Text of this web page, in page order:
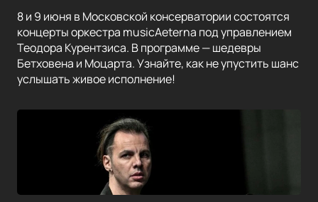
8 и 9 июня в Московской консерватории состоятся
концерты оркестра musicAeterna под управлением
Теодора Курентзиса. В программе — шедевры
Бетховена и Моцарта. Узнайте, как не упустить шанс
услышать живое исполнение!